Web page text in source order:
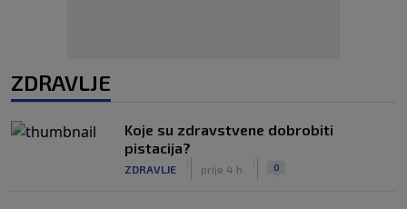
ZDRAVLJE
Koje su zdravstvene dobrobiti
pistacija?
ZDRAVLJE prije 4 h 0